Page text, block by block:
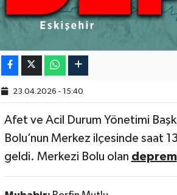
23.04.2026 - 15:40
Afet ve Acil Durum Yönetimi
Bolu’nun Merkez ilçesinde saat
geldi. Merkezi Bolu olan deprem